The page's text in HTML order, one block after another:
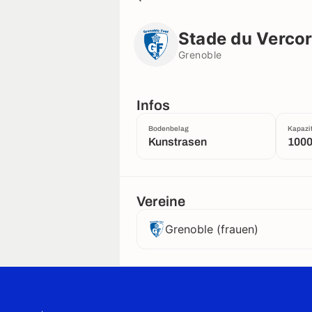
Stade du
Grenoble
Infos
Bodenbelag
Kunstrasen 1000
Vereine
Grenoble (frauen)